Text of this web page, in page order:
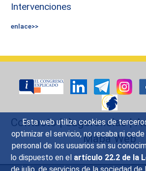
Esta web utiliza cookies de
optimizar el servicio, no recaba ni
personal de los usuarios sin su
lo dispuesto en el artículo 22.2 de la
Intervenciones
enlace>>
Contacto|Sugerencias|
Mapa Web